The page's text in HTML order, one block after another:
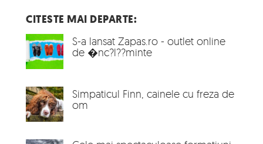
CITESTE MAI DEPARTE:
S-a lansat Zapas.ro - outlet online
de �nc?l??minte
Simpaticul Finn, cainele cu freza de
om